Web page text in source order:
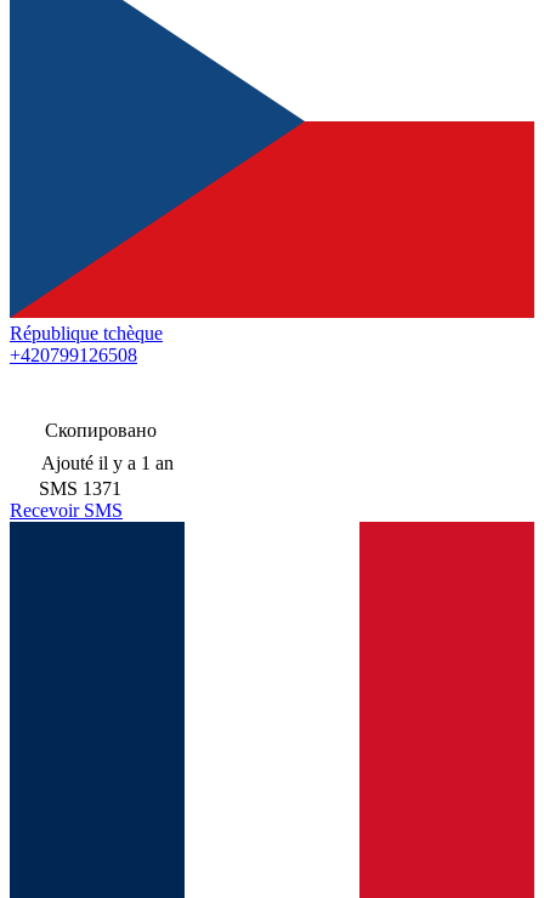
République tchèque
+420799126508
Скопировано
Ajouté il y a 1 an
SMS 1371
Recevoir SMS